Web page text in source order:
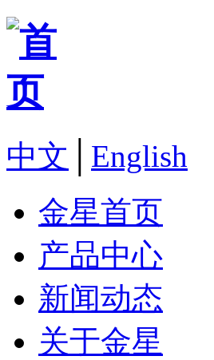
中文
English
金星首页
产品中心
新闻动态
关于金星